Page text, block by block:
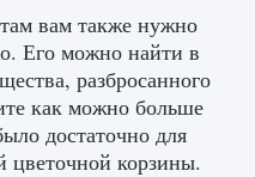
вам также нужно
Его можно найти в
разбросанного
как можно больше
достаточно для
цветочной корзины.